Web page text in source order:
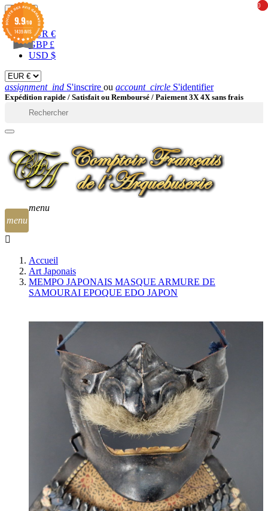
EUR 
EUR €
GBP £
USD $
assignment_ind S'inscrire ou account_circle S'identifier
Expédition rapide / Satisfait ou Remboursé / Paiement 3X 4X sans frais
menu
0
0
menu
Accueil
Art Japonais
MEMPO JAPONAIS MASQUE ARMURE DE
SAMOURAI EPOQUE EDO JAPON
9.9/10
1439 AVIS